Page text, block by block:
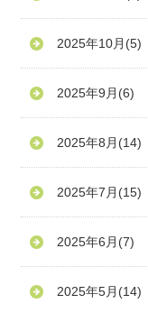
2025年10月 (5)
2025年9月 (6)
2025年8月 (14)
2025年7月 (15)
2025年6月 (7)
2025年5月 (14)